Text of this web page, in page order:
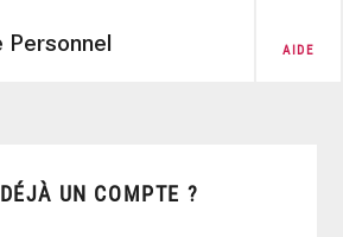
Personnel AIDE
UN COMPTE ?